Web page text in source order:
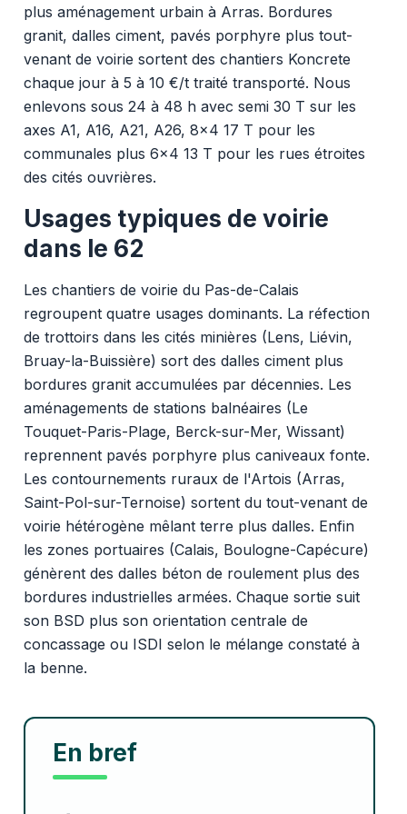
plus aménagement urbain à Arras. Bordures
granit, dalles ciment, pavés porphyre plus tout-
venant de voirie sortent des chantiers Koncrete
chaque jour à 5 à 10 €/t traité transporté. Nous
enlevons sous 24 à 48 h avec semi 30 T sur les
axes A1, A16, A21, A26, 8x4 17 T pour les
communales plus 6x4 13 T pour les rues étroites
des cités ouvrières.
Usages typiques de voirie
dans le 62
Les chantiers de voirie du Pas-de-Calais
regroupent quatre usages dominants. La réfection
de trottoirs dans les cités minières (Lens, Liévin,
Bruay-la-Buissière) sort des dalles ciment plus
bordures granit accumulées par décennies. Les
aménagements de stations balnéaires (Le
Touquet-Paris-Plage, Berck-sur-Mer, Wissant)
reprennent pavés porphyre plus caniveaux fonte.
Les contournements ruraux de l'Artois (Arras,
Saint-Pol-sur-Ternoise) sortent du tout-venant de
voirie hétérogène mêlant terre plus dalles. Enfin
les zones portuaires (Calais, Boulogne-Capécure)
génèrent des dalles béton de roulement plus des
bordures industrielles armées. Chaque sortie suit
son BSD plus son orientation centrale de
concassage ou ISDI selon le mélange constaté à
la benne.
En bref